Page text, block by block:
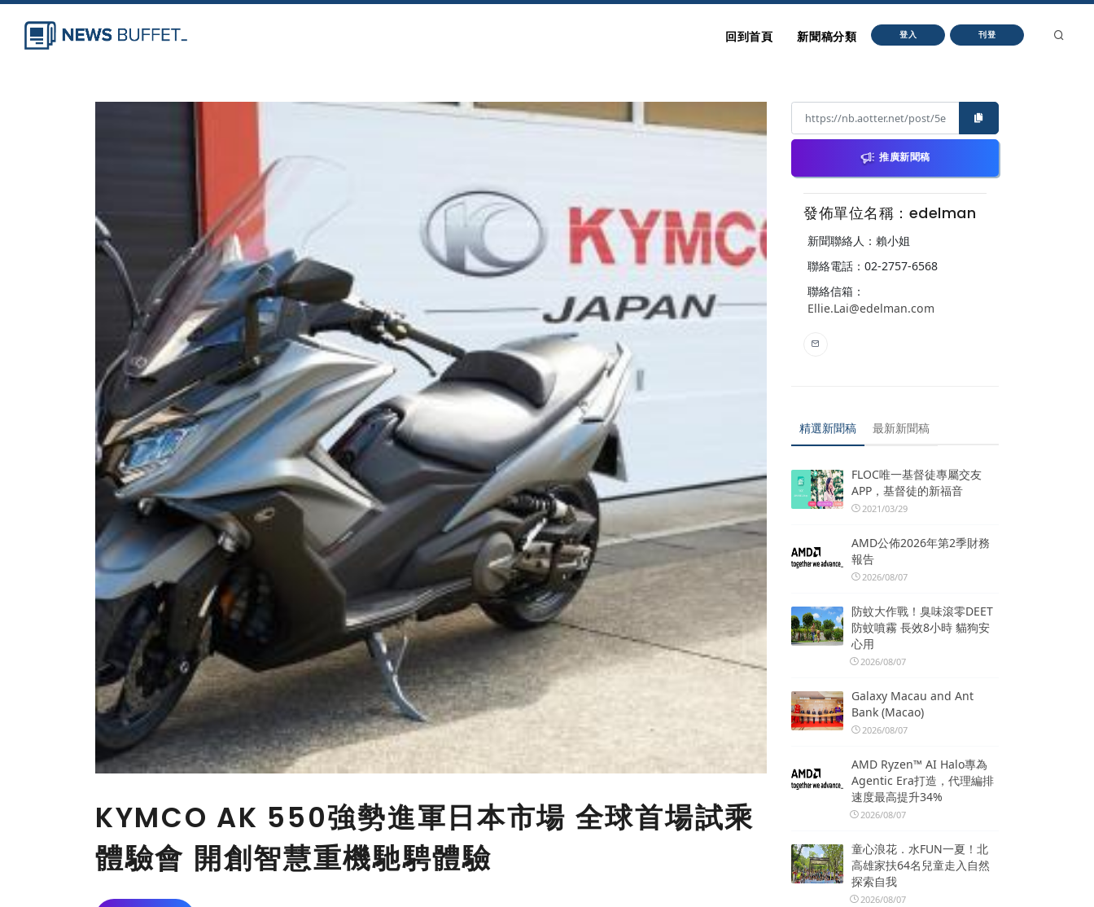
回到首頁 新聞稿分類 登入 刊登
KYMCO AK 550強勢進軍日本市場 全球首場試乘
體驗會 開創智慧重機馳騁體驗
推廣新聞稿
發佈單位名稱：edelman
新聞聯絡人：賴小姐
聯絡電話：02-2757-6568
聯絡信箱：
Ellie.Lai@edelman.com
精選新聞稿 最新新聞稿
FLOC唯一基督徒專屬交友
APP，基督徒的新福音
2021/03/29
AMD公佈2026年第2季財務
報告
2026/08/07
防蚊大作戰！臭味滾零DEET
防蚊噴霧 長效8小時 貓狗安
心用
2026/08/07
Galaxy Macau and Ant
Bank (Macao)
2026/08/07
AMD Ryzen™ AI Halo專為
Agentic Era打造，代理編排
速度最高提升34%
2026/08/07
童心浪花．水FUN一夏！北
高雄家扶64名兒童走入自然
探索自我
2026/08/07